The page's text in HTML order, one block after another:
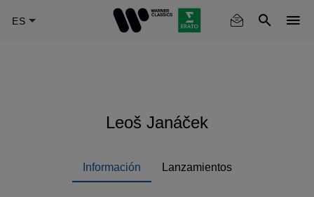
Leoš Janáček
Información Lanzamientos